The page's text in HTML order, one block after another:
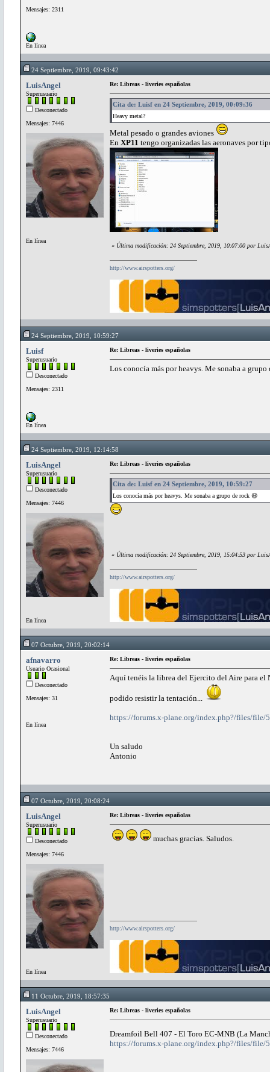
Mensajes: 2311
En línea
24 Septiembre, 2019, 09:43:42
LuisAngel
Superusuario
Desconectado
Mensajes: 7446
En línea
Re: Libreas - liveries españolas
Cita de: Luisf en 24 Septiembre, 2019, 00:09:36
Heavy metal?
Metal pesado o grandes aviones
En XP11 tengo organizadas las aeronaves por
« Última modificación: 24 Septiembre, 2019, 10:07:00 por
http://www.airspotters.org/
24 Septiembre, 2019, 10:59:27
Luisf
Superusuario
Desconectado
Mensajes: 2311
En línea
Re: Libreas - liveries españolas
Los conocía más por heavys. Me sonaba a
24 Septiembre, 2019, 12:14:58
LuisAngel
Superusuario
Desconectado
Mensajes: 7446
En línea
Re: Libreas - liveries españolas
Cita de: Luisf en 24 Septiembre, 2019, 10:59:27
Los conocía más por heavys. Me sonaba a grupo de rock 😃
« Última modificación: 24 Septiembre, 2019, 15:04:53 por
http://www.airspotters.org/
07 Octubre, 2019, 20:02:14
afnavarro
Usuario Ocasional
Desconectado
Mensajes: 31
En línea
Re: Libreas - liveries españolas
Aquí tenéis la librea del Ejercito del Aire para
podido resistir la tentación...
https://forums.x-plane.org/index.php?/files/file/
Un saludo
Antonio
07 Octubre, 2019, 20:08:24
LuisAngel
Superusuario
Desconectado
Mensajes: 7446
En línea
Re: Libreas - liveries españolas
muchas gracias. Saludos.
http://www.airspotters.org/
11 Octubre, 2019, 18:57:35
LuisAngel
Superusuario
Desconectado
Mensajes: 7446
Re: Libreas - liveries españolas
Dreamfoil Bell 407 - El Toro EC-MNB (La
https://forums.x-plane.org/index.php?/files/file/